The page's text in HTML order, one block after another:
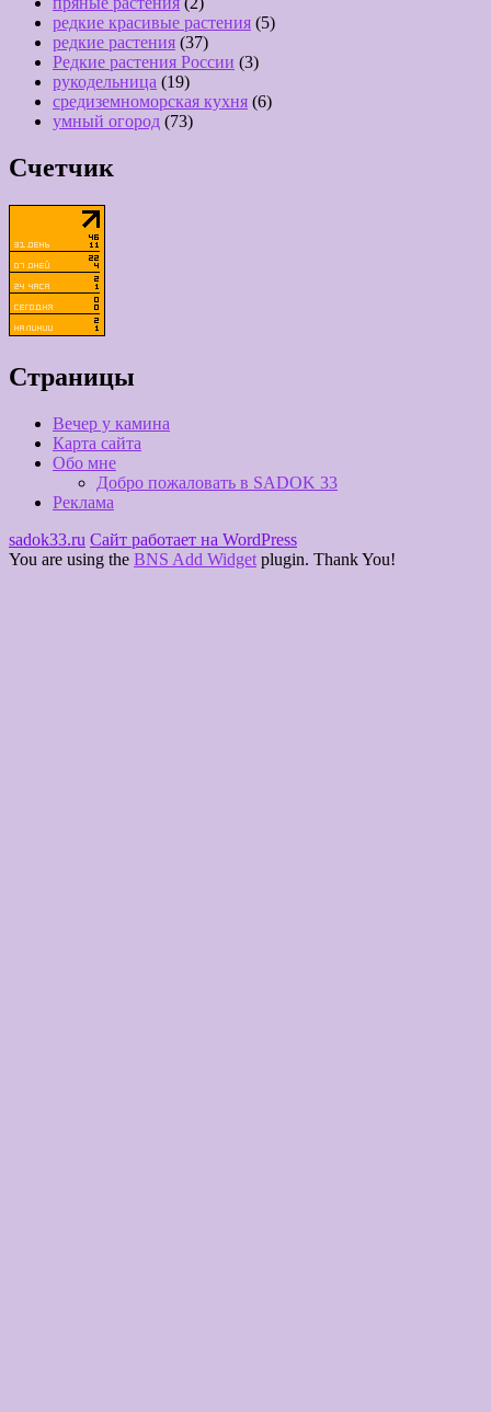
редкие красивые растения (5)
редкие растения (37)
Редкие растения России (3)
рукодельница (19)
средиземноморская кухня (6)
умный огород (73)
Счетчик
Страницы
Вечер у камина
Карта сайта
Обо мне
Добро пожаловать в SADOK 33
Реклама
sadok33.ru Сайт работает на WordPress
You are using the BNS Add Widget plugin. Thank You!